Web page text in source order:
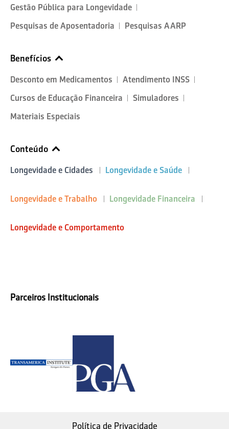
Gestão Pública para Longevidade
Pesquisas de Aposentadoria
Pesquisas AARP
Benefícios
Desconto em Medicamentos
Atendimento INSS
Cursos de Educação Financeira
Simuladores
Materiais Especiais
Conteúdo
Longevidade e Cidades Longevidade e Saúde
Longevidade e Trabalho Longevidade Financeira
Longevidade e Comportamento
Parceiros Institucionais
Política de Privacidade